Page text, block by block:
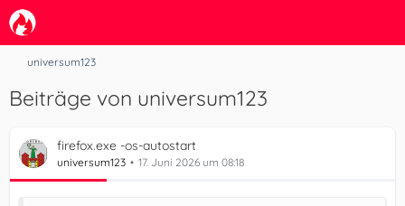
universum123
Beiträge von universum123
firefox.exe -os-autostart
universum123 17. Juni 2026 um 08:18